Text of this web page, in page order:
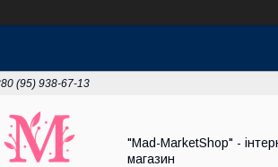
(95) 938-67-13
"Mad-MarketShop" -
магазин